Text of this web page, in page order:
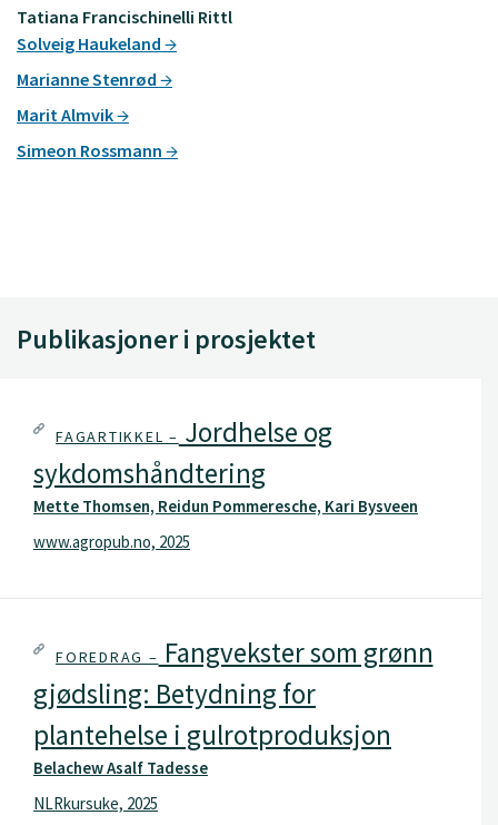
Tatiana Francischinelli Rittl
Solveig Haukeland
Marianne Stenrød
Marit Almvik
Simeon Rossmann
Publikasjoner i prosjektet
FAGARTIKKEL – Jordhelse og
sykdomshåndtering
Mette Thomsen, Reidun Pommeresche, Kari Bysveen
www.agropub.no, 2025
FOREDRAG – Fangvekster som grønn
gjødsling: Betydning for
plantehelse i gulrotproduksjon
Belachew Asalf Tadesse
NLRkursuke, 2025